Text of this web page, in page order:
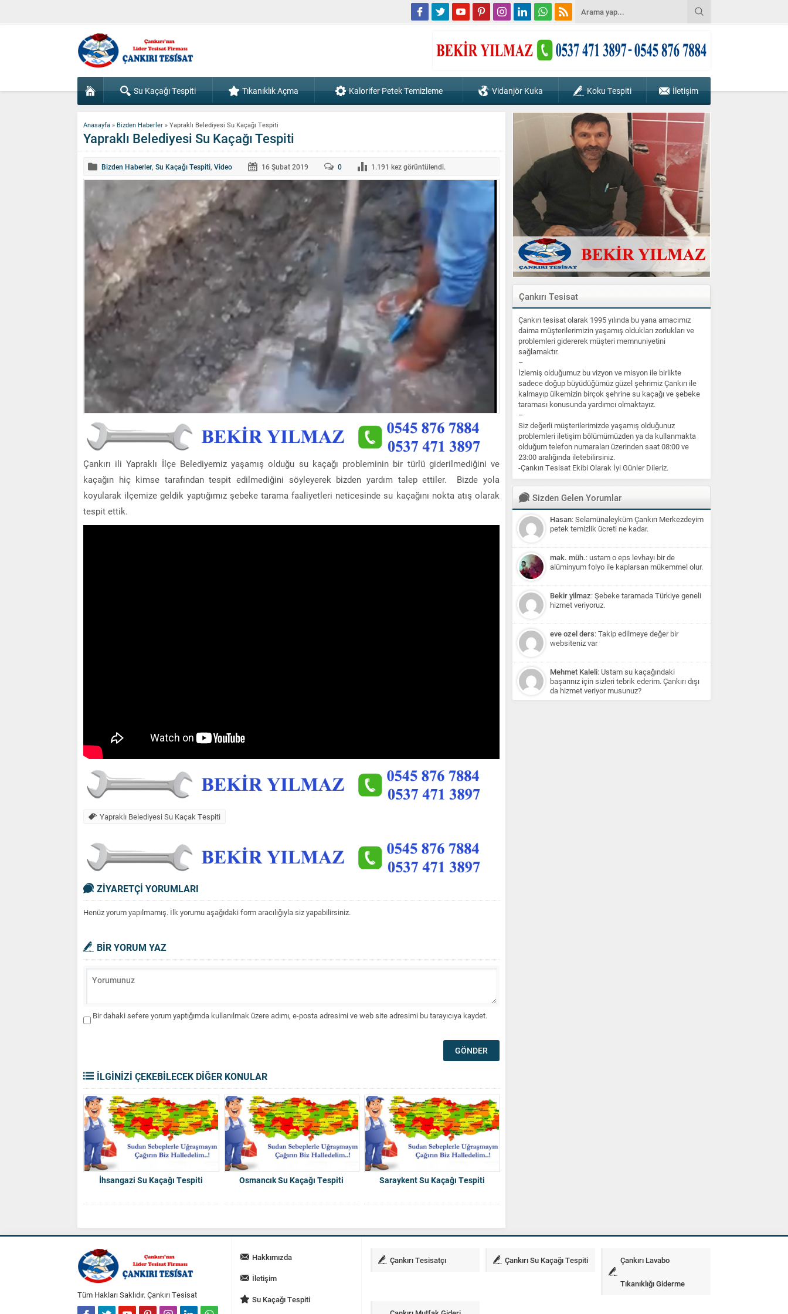
Su Kaçağı Tespiti Tıkanıklık Açma Kalorifer Petek Temizleme Vidanjör Kuka Koku Tespiti İletişim
Anasayfa » Bizden Haberler » Yapraklı Belediyesi Su Kaçağı Tespiti
Yapraklı Belediyesi Su Kaçağı Tespiti
Bizden Haberler, Su Kaçağı Tespiti, Video 16 Şubat2019 0 1.191 kez görüntülendi.
Çankırı ili Yapraklı İlçe Belediyemiz yaşamış olduğu su kaçağı probleminin bir türlü giderilmediğini ve
kaçağın hiç kimse tarafından tespit edilmediğini söyleyerek bizden yardım talep ettiler. Bizde yola
koyularak ilçemize geldik yaptığımız şebeke tarama faaliyetleri neticesinde su kaçağını nokta atış olarak
tespit ettik.
Yapraklı Belediyesi Su Kaçak Tespiti
ZİYARETÇİ YORUMLARI
Henüz yorum yapılmamış. İlk yorumu aşağıdaki form aracılığıyla siz yapabilirsiniz.
BİR YORUM YAZ
Bir dahaki sefere yorum yaptığımda kullanılmak üzere adımı, e-posta adresimi ve web site adresimi bu tarayıcıya kaydet.
İLGİNİZİ ÇEKEBİLECEK DİĞER KONULAR
İhsangazi Su Kaçağı Tespiti Osmancık Su Kaçağı Tespiti Saraykent Su Kaçağı Tespiti
Çankırı Tesisat
Çankırı tesisat olarak 1995 yılında bu yana amacımız
daima müşterilerimizin yaşamış oldukları zorlukları ve
problemleri gidererek müşteri memnuniyetini
sağlamaktır.
–
İzlemiş olduğumuz bu vizyon ve misyon ile birlikte
sadece doğup büyüdüğümüz güzel şehrimiz Çankırı ile
kalmayıp ülkemizin birçok şehrine su kaçağı ve şebeke
taraması konusunda yardımcı olmaktayız.
–
Siz değerli müşterilerimizde yaşamış olduğunuz
problemleri iletişim bölümümüzden ya da kullanmakta
olduğum telefon numaraları üzerinden saat 08:00 ve
23:00 aralığında iletebilirsiniz.
-Çankırı Tesisat Ekibi Olarak İyi Günler Dileriz.
Sizden Gelen Yorumlar
Hasan: Selamünaleyküm Çankırı Merkezdeyim
petek temizlik ücreti ne kadar.
mak. müh.: ustam o eps levhayı bir de
alüminyum folyo ile kaplarsan mükemmel olur.
Bekir yilmaz: Şebeke taramada Türkiye geneli
hizmet veriyoruz.
eve ozel ders: Takip edilmeye değer bir
websiteniz var
Mehmet Kaleli: Ustam su kaçağındaki
başarınız için sizleri tebrik ederim. Çankırı dışı
da hizmet veriyor musunuz?
Tüm Hakları Saklıdır. Çankırı Tesisat
Hakkımızda
İletişim
Su Kaçağı Tespiti
Çankırı Tesisatçı Çankırı Su Kaçağı Tespiti Çankırı Lavabo
Tıkanıklığı Giderme